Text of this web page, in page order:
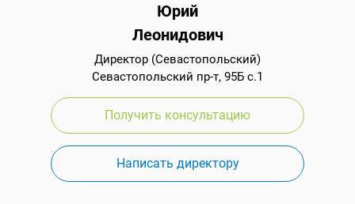
Юрий
Леонидович
Директор (Севастопольский)
Севастопольский пр-т, 95Б с.1
Получить консультацию
Написать директору